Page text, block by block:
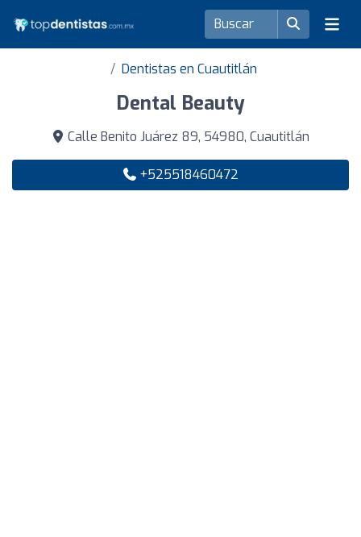
Dentistas en Cuautitlán
Dental Beauty
Calle Benito Juárez 89, 54980, Cuautitlán
+525518460472